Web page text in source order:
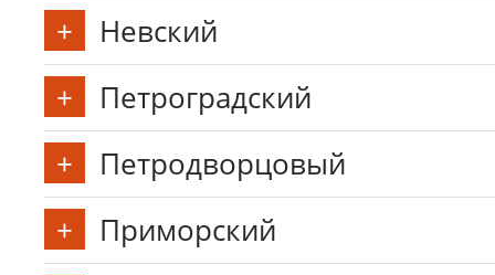
Невский
Петроградский
Петродворцовый
Приморский